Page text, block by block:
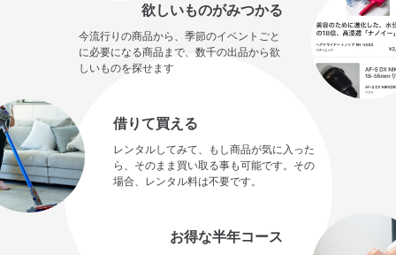
欲しいものがみつかる
今流行りの商品から、季節のイベントごと
に必要になる商品まで、数千の出品から欲
しいものを探せます
借りて買える
レンタルしてみて、もし商品が気に入った
ら、そのまま買い取る事も可能です。その
場合、レンタル料は不要です。
お得な半年コース